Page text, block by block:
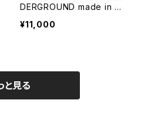
DERGROUND made in U
SA WISKEY SKITTLE
¥11,000
と見る